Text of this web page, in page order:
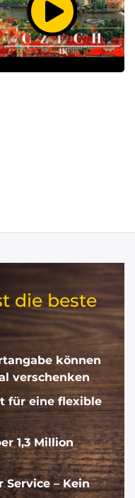
die beste
können
verschenken
für eine flexible
1,3 Million
Service – Kein